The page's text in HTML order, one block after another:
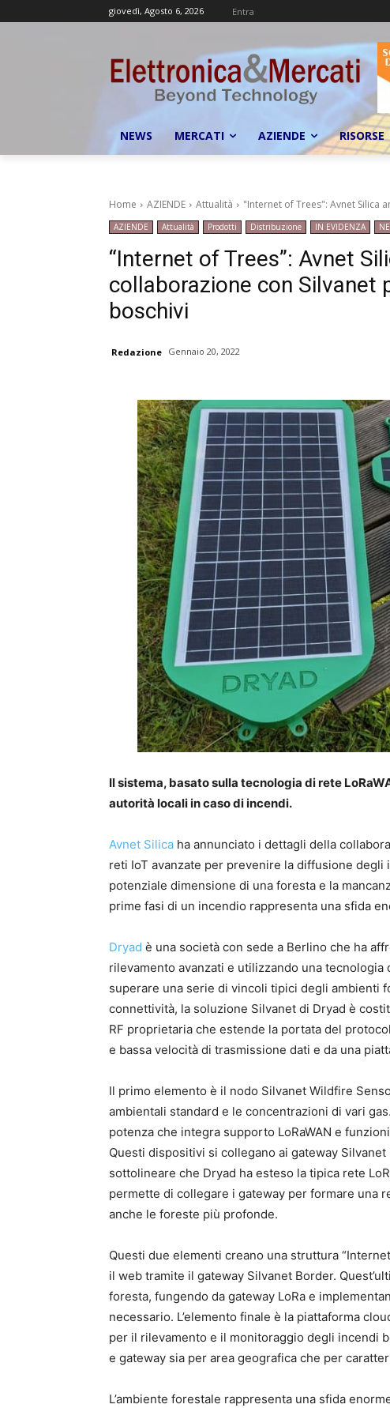
giovedì, Agosto 6, 2026 Entra
NEWS MERCATI AZIENDE RISORSE
Home AZIENDE Attualità "Internet of Trees": Avnet Silica
AZIENDE Attualità Prodotti Distribuzione IN EVIDENZA
“Internet of Trees”: Avnet
collaborazione con Silvanet
boschivi
Redazione Gennaio 20, 2022
Il sistema, basato sulla tecnologia di rete
autorità locali in caso di incendi.
Avnet Silica ha annunciato i dettagli della
reti IoT avanzate per prevenire la diffusione
potenziale dimensione di una foresta e la
prime fasi di un incendio rappresenta una sfida
Dryad è una società con sede a Berlino che ha
rilevamento avanzati e utilizzando una
superare una serie di vincoli tipici degli ambienti
connettività, la soluzione Silvanet di Dryad è
RF proprietaria che estende la portata del
e bassa velocità di trasmissione dati e da una
Il primo elemento è il nodo Silvanet Wildfire
ambientali standard e le concentrazioni di vari
potenza che integra supporto LoRaWAN e
Questi dispositivi si collegano ai gateway
sottolineare che Dryad ha esteso la tipica rete
permette di collegare i gateway per formare una
anche le foreste più profonde.
Questi due elementi creano una struttura
il web tramite il gateway Silvanet Border.
foresta, fungendo da gateway LoRa e
necessario. L’elemento finale è la piattaforma
per il rilevamento e il monitoraggio degli incendi
e gateway sia per area geografica che per
L’ambiente forestale rappresenta una sfida